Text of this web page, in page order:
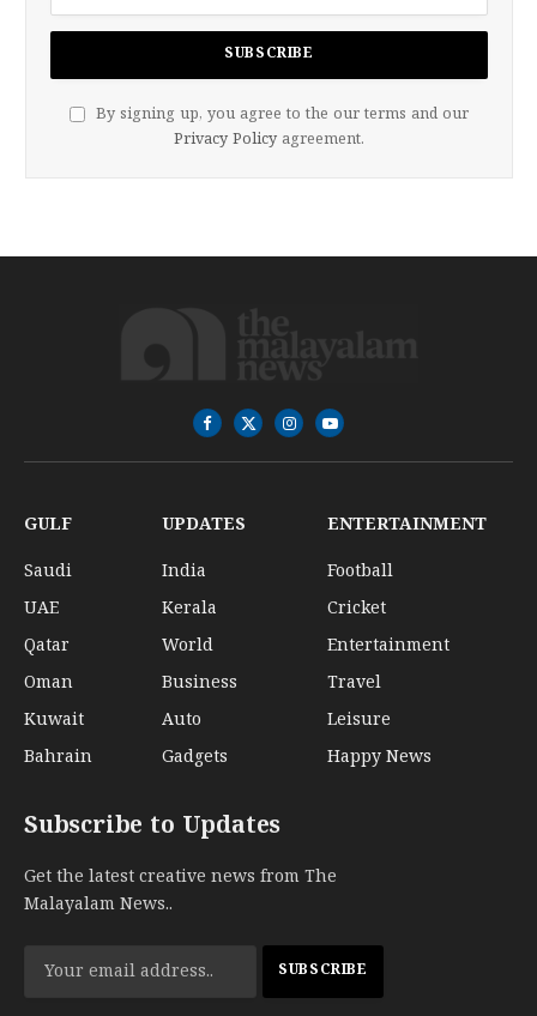
By signing up, you agree to the our terms and our
Privacy Policy agreement.
Facebook
X
(Twitter)
InstagramYouTube
GULF
Saudi
UAE
Qatar
Oman
Kuwait
Bahrain
UPDATES
India
Kerala
World
Business
Auto
Gadgets
ENTERTAINMENT
Football
Cricket
Entertainment
Travel
Leisure
Happy News
Subscribe to Updates
Get the latest creative news from The
Malayalam News..